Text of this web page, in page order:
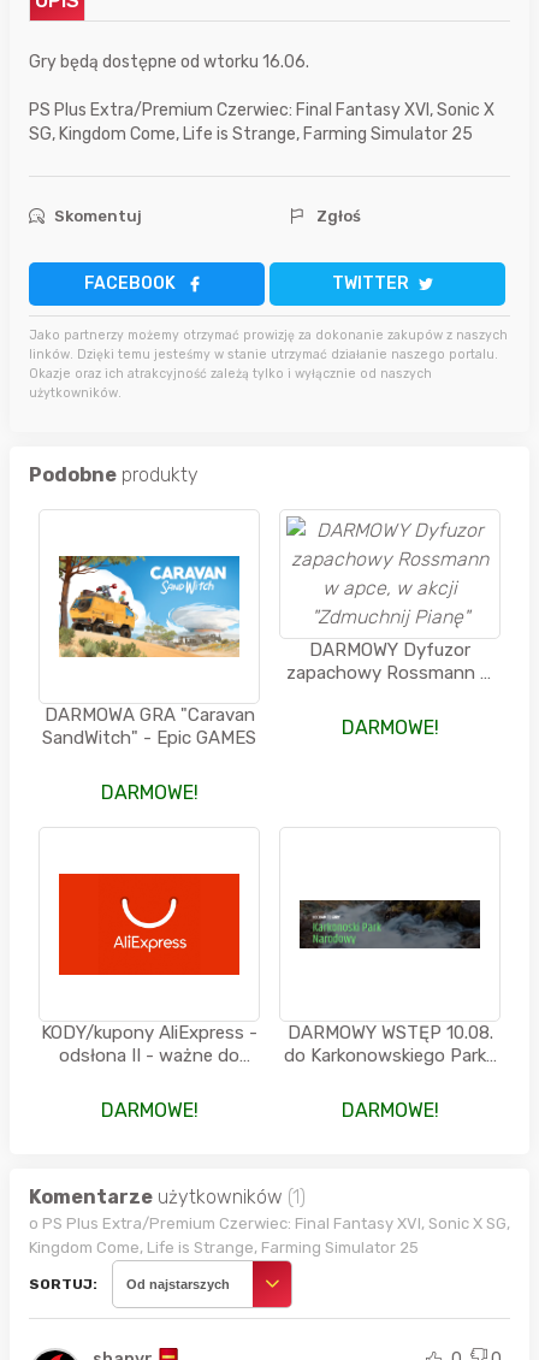
Gry będą dostępne od wtorku 16.06.
PS Plus Extra/Premium Czerwiec: Final Fantasy XVI, Sonic X
SG, Kingdom Come, Life is Strange, Farming Simulator 25
Skomentuj Zgłoś
FACEBOOK TWITTER
Jako partnerzy możemy otrzymać prowizję za dokonanie zakupów z naszych
linków. Dzięki temu jesteśmy w stanie utrzymać działanie naszego portalu.
Okazje oraz ich atrakcyjność zależą tylko i wyłącznie od naszych
użytkowników.
Podobne produkty
DARMOWA GRA "Caravan
SandWitch" - Epic GAMES
DARMOWE!
DARMOWY Dyfuzor
zapachowy Rossmann w
Pianę"
DARMOWE!
KODY/kupony AliExpress -
odsłona II - ważne do
DARMOWE!
DARMOWY WSTĘP 10.08.
do Karkonowskiego Parku
DARMOWE!
Komentarze użytkowników (1)
o PS Plus Extra/Premium Czerwiec: Final Fantasy XVI, Sonic X SG,
Kingdom Come, Life is Strange, Farming Simulator 25
SORTUJ: Od najstarszych